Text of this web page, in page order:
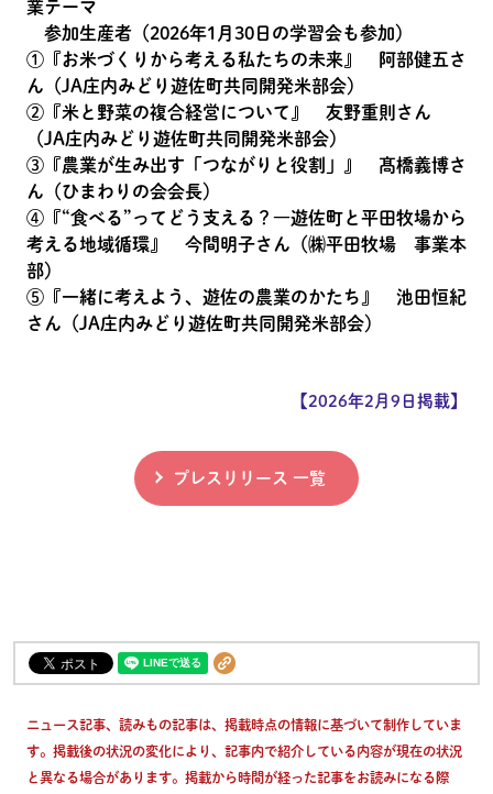
業テーマ
参加生産者（2026年1月30日の学習会も参加）
①『お米づくりから考える私たちの未来』 阿部健五さ
ん（JA庄内みどり遊佐町共同開発米部会）
②『米と野菜の複合経営について』 友野重則さん
（JA庄内みどり遊佐町共同開発米部会）
③『農業が生み出す「つながりと役割」』 髙橋義博さ
ん（ひまわりの会会長）
④『“食べる”ってどう支える？―遊佐町と平田牧場から
考える地域循環』 今間明子さん（㈱平田牧場 事業本
部）
⑤『一緒に考えよう、遊佐の農業のかたち』 池田恒紀
さん（JA庄内みどり遊佐町共同開発米部会）
【2026年2月9日掲載】
プレスリリース 一覧
ニュース記事、読みもの記事は、掲載時点の情報に基づいて制作していま
す。掲載後の状況の変化により、記事内で紹介している内容が現在の状況
と異なる場合があります。掲載から時間が経った記事をお読みになる際